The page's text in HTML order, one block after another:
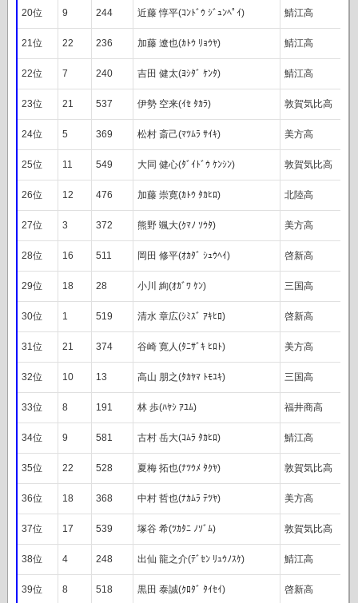
20位 9 244 近藤 惇平(ｺﾝﾄﾞｳ ｼﾞｭﾝﾍﾟｲ) 鯖江高
21位 22 236 加藤 遼也(ｶﾄｳ ﾘｮｳﾔ) 鯖江高
22位 7 240 吉田 健太(ﾖｼﾀﾞ ｹﾝﾀ) 鯖江高
23位 21 537 伊勢 空来(ｲｾ ﾀｶﾗ) 敦賀気比高
24位 5 369 松村 斎己(ﾏﾂﾑﾗ ｻｲｷ) 美方高
25位 11 549 大同 健心(ﾀﾞｲﾄﾞｳ ｹﾝｼﾝ) 敦賀気比高
26位 12 476 加藤 崇寛(ｶﾄｳ ﾀｶﾋﾛ) 北陸高
27位 3 372 熊野 颯大(ｸﾏﾉ ｿｳﾀ) 美方高
28位 16 511 岡田 修平(ｵｶﾀﾞ ｼｭｳﾍｲ) 啓新高
29位 18 28 小川 絢(ｵｶﾞﾜ ｹﾝ) 三国高
30位 1 519 清水 章広(ｼﾐｽﾞ ｱｷﾋﾛ) 啓新高
31位 21 374 谷崎 寛人(ﾀﾆｻﾞｷ ﾋﾛﾄ) 美方高
32位 10 13 高山 朋之(ﾀｶﾔﾏ ﾄﾓﾕｷ) 三国高
33位 8 191 林 歩(ﾊﾔｼ ｱﾕﾑ) 福井商高
34位 9 581 古村 岳大(ｺﾑﾗ ﾀｶﾋﾛ) 鯖江高
35位 22 528 夏梅 拓也(ﾅﾂｳﾒ ﾀｸﾔ) 敦賀気比高
36位 18 368 中村 哲也(ﾅｶﾑﾗ ﾃﾂﾔ) 美方高
37位 17 539 塚谷 希(ﾂｶﾀﾆ ﾉｿﾞﾑ) 敦賀気比高
38位 4 248 出仙 龍之介(ﾃﾞｾﾝ ﾘｭｳﾉｽｹ) 鯖江高
39位 8 518 黒田 泰誠(ｸﾛﾀﾞ ﾀｲｾｲ) 啓新高